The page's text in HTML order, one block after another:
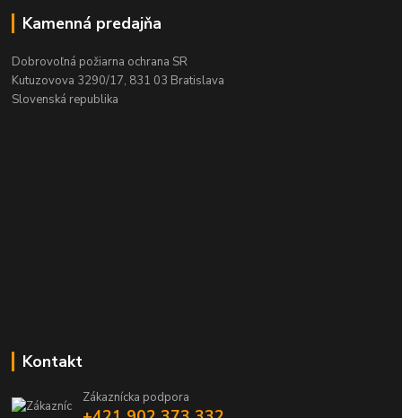
Kamenná predajňa
Dobrovoľná požiarna ochrana SR
Kutuzovova 3290/17, 831 03 Bratislava
Slovenská republika
Kontakt
Zákaznícka podpora